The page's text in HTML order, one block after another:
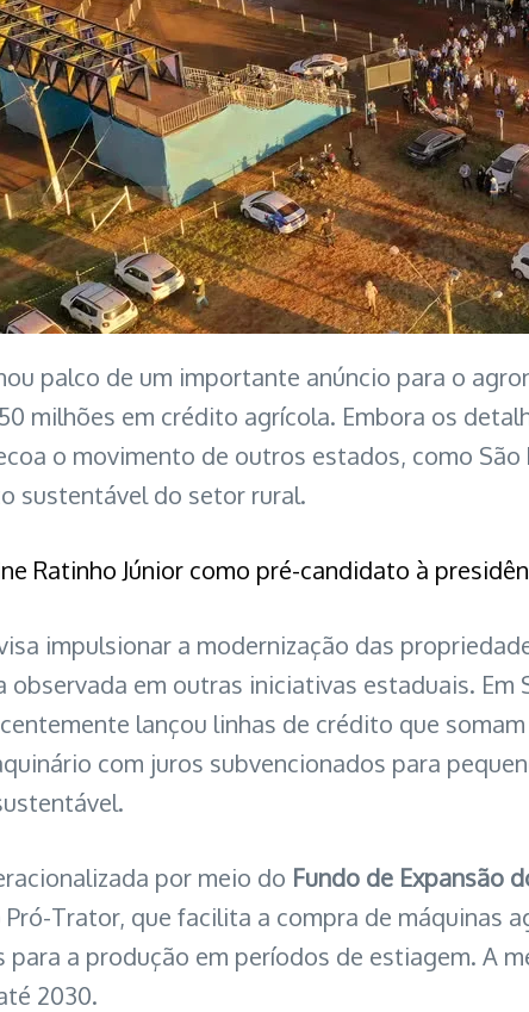
palco de um importante anúncio para o
milhões em crédito agrícola. Embora os
o movimento de outros estados, como
sustentável do setor rural.
Ratinho Júnior como pré-candidato à
impulsionar a modernização das
em outras iniciativas estaduais. Em
lançou linhas de crédito que
com juros subvencionados para
por meio do Fundo de Expansão
Trator, que facilita a compra de máquinas
para a produção em períodos de estiagem. A
2030.